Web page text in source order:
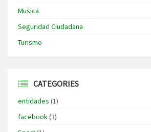
Musica
Seguridad Ciudadana
Turismo
CATEGORIES
entidades (1)
facebook(3)